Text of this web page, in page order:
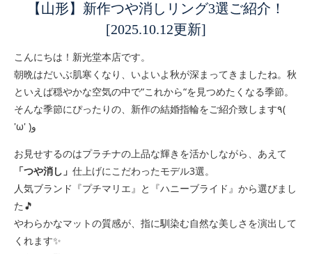
【山形】新作つや消しリング3選ご紹介！
[2025.10.12更新]
こんにちは！新光堂本店です。
朝晩はだいぶ肌寒くなり、いよいよ秋が深まってきましたね。秋
といえば穏やかな空気の中で“これから“を見つめたくなる季節。
そんな季節にぴったりの、新作の結婚指輪をご紹介致します٩(
'ω' )و
お見せするのはプラチナの上品な輝きを活かしながら、あえて
「つや消し」 仕上げにこだわったモデル3選。
人気ブランド『プチマリエ』と『ハニーブライド』から選びまし
た🎵
やわらかなマットの質感が、指に馴染む自然な美しさを演出して
くれます✨